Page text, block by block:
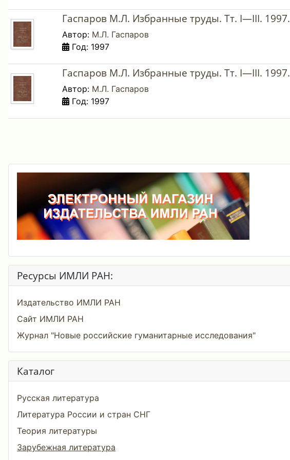
Гаспаров М.Л. Избранные труды. Тт. I—III. 1997.
Автор: М.Л. Гаспаров
Год: 1997
Гаспаров М.Л. Избранные труды. Тт. I—III. 1997.
Автор: М.Л. Гаспаров
Год: 1997
Ресурсы ИМЛИ РАН:
Издательство ИМЛИ РАН
Сайт ИМЛИ РАН
Журнал "Новые российские гуманитарные исследования"
Каталог
Русская литература
Литература России и стран СНГ
Теория литературы
Зарубежная литература